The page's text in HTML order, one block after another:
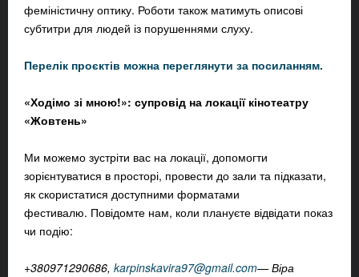
феміністичну оптику. Роботи також матимуть описові
субтитри для людей із порушеннями слуху.
Перелік проєктів можна переглянути за посиланням.
«Ходімо зі мною!»: супровід на локації кінотеатру
«Жовтень»
Ми можемо зустріти вас на локації, допомогти
зорієнтуватися в просторі, провести до зали та підказати,
як скористатися доступними форматами
фестивалю. Повідомте нам, коли плануєте відвідати показ
чи подію:
+380971290686, karpinskavira97@gmail.com—Віра